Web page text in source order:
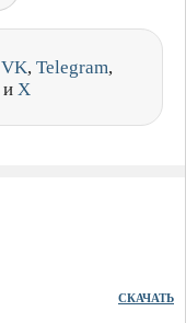
VK, Telegram,
и X
СКАЧАТЬ